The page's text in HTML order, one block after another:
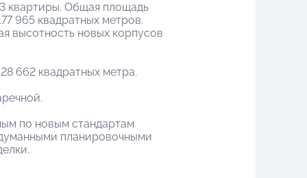
квартиры. Общая площадь
965 квадратных метров.
высотность новых корпусов
662 квадратных метра.
по новым стандартам
планировочными